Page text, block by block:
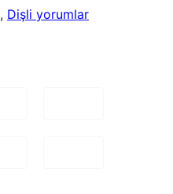
, Dişli yorumlar